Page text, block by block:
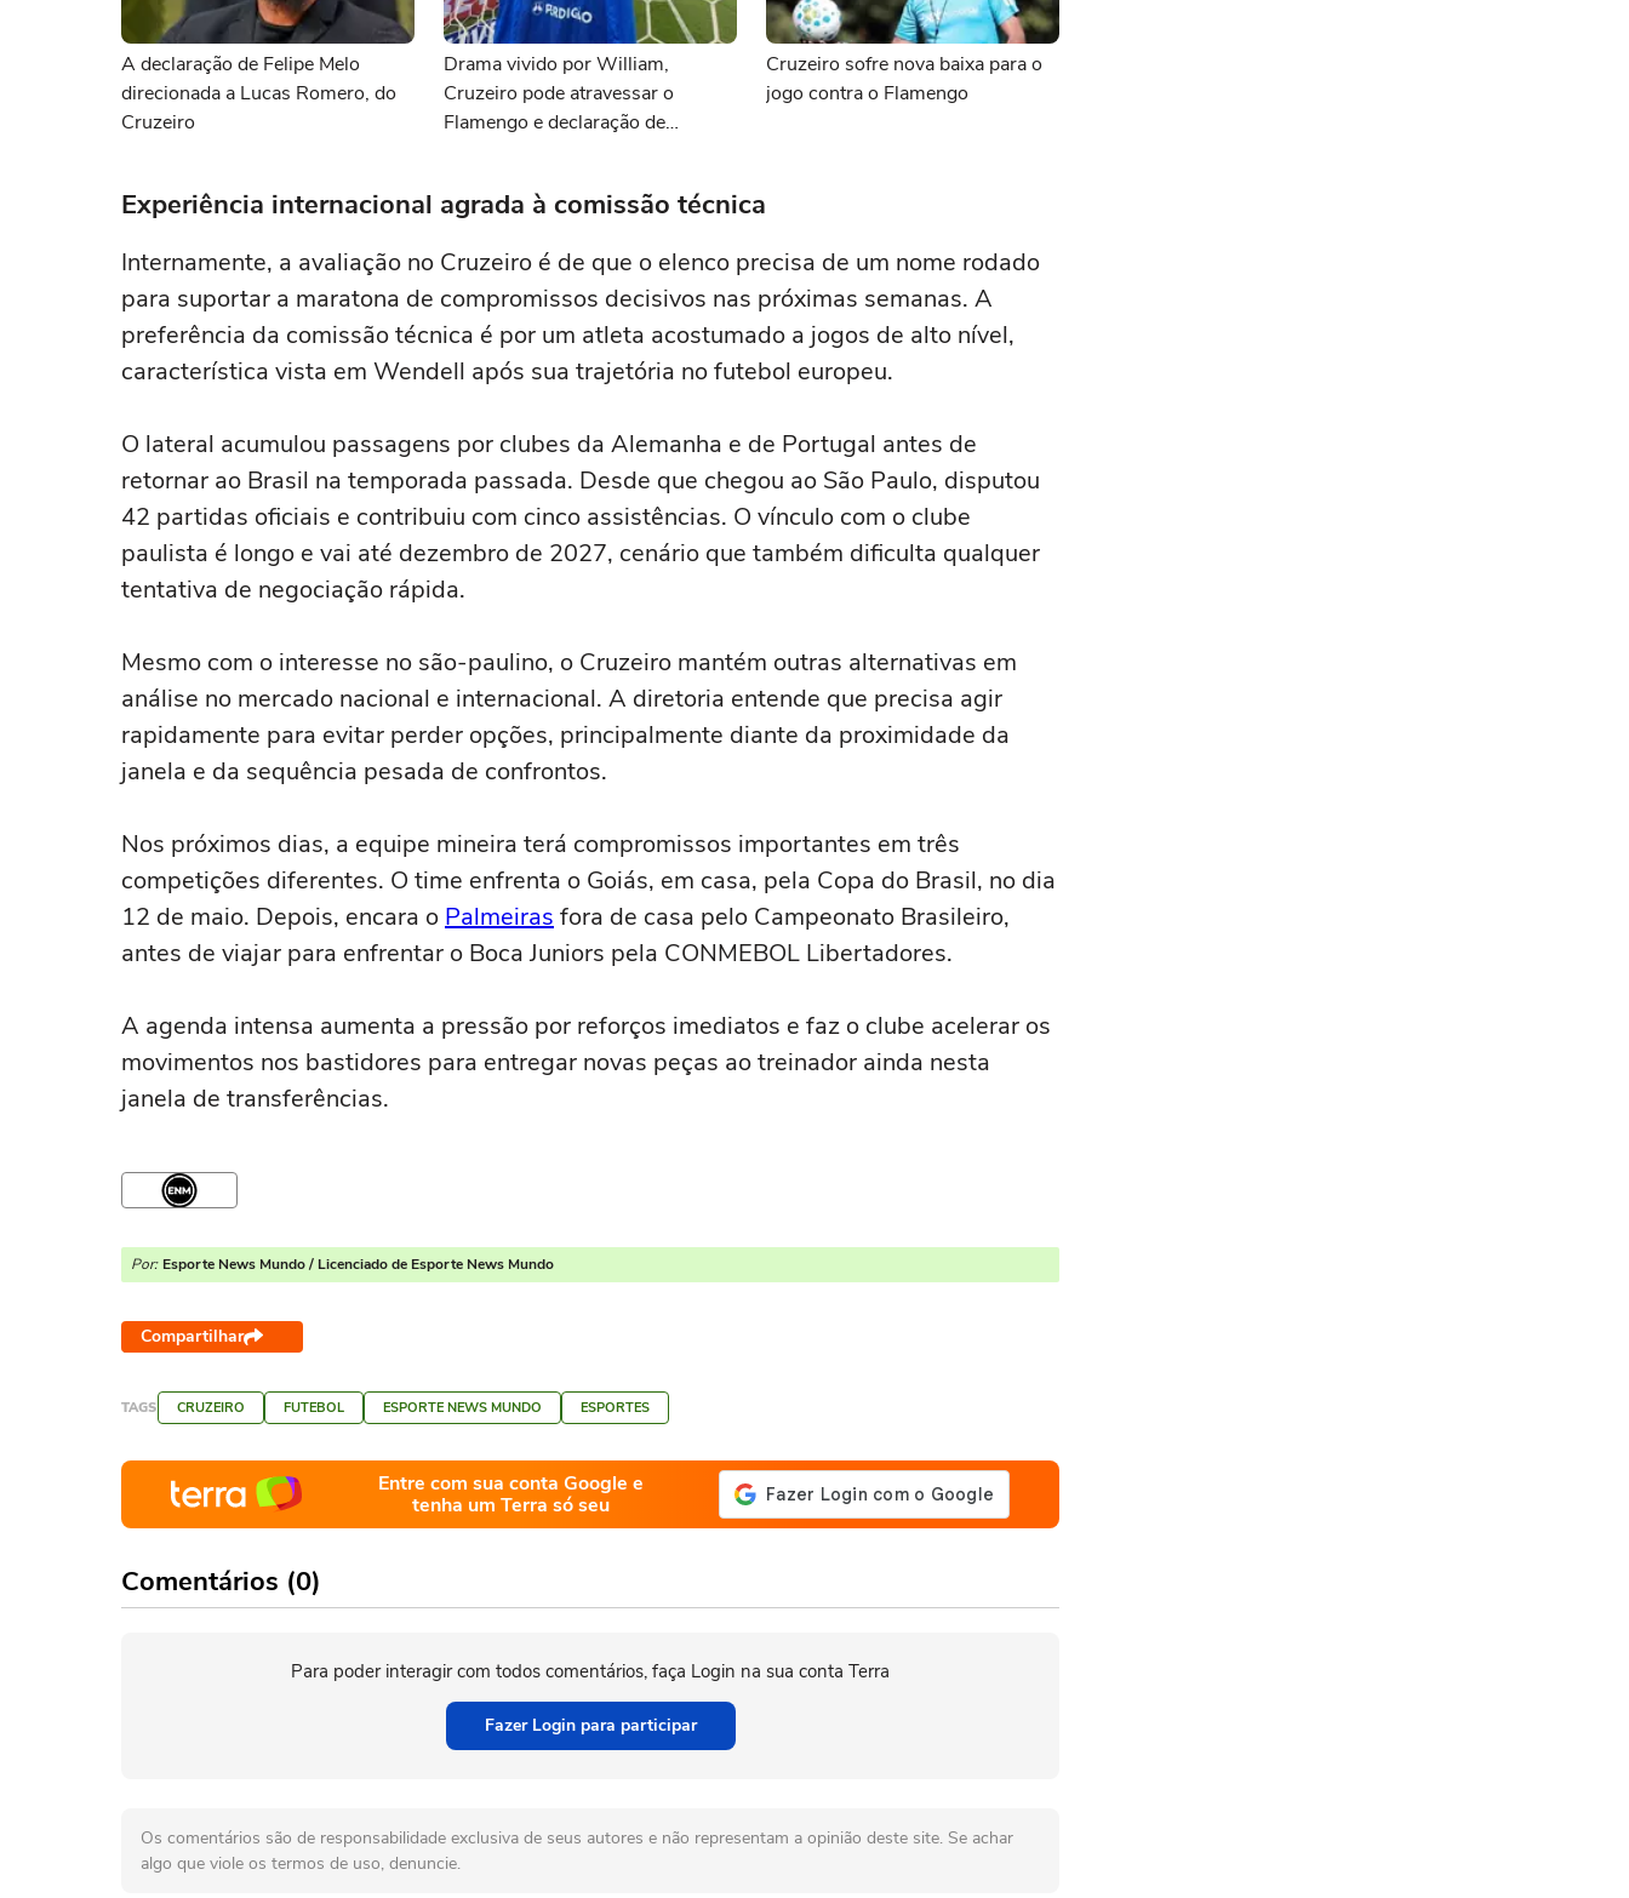
A declaração de Felipe Melo
direcionada a Lucas Romero, do
Cruzeiro
Drama vivido por William,
Cruzeiro pode atravessar o
Flamengo e declaração de
Cruzeiro sofre nova baixa para o
jogo contra o Flamengo
Experiência internacional agrada à comissão técnica
Internamente, a avaliação no Cruzeiro é de que o elenco precisa de um nome rodado
para suportar a maratona de compromissos decisivos nas próximas semanas. A
preferência da comissão técnica é por um atleta acostumado a jogos de alto nível,
característica vista em Wendell após sua trajetória no futebol europeu.
O lateral acumulou passagens por clubes da Alemanha e de Portugal antes de
retornar ao Brasil na temporada passada. Desde que chegou ao São Paulo, disputou
42 partidas oficiais e contribuiu com cinco assistências. O vínculo com o clube
paulista é longo e vai até dezembro de 2027, cenário que também dificulta qualquer
tentativa de negociação rápida.
Mesmo com o interesse no são-paulino, o Cruzeiro mantém outras alternativas em
análise no mercado nacional e internacional. A diretoria entende que precisa agir
rapidamente para evitar perder opções, principalmente diante da proximidade da
janela e da sequência pesada de confrontos.
Nos próximos dias, a equipe mineira terá compromissos importantes em três
competições diferentes. O time enfrenta o Goiás, em casa, pela Copa do Brasil, no dia
12 de maio. Depois, encara o Palmeiras fora de casa pelo Campeonato Brasileiro,
antes de viajar para enfrentar o Boca Juniors pela CONMEBOL Libertadores.
A agenda intensa aumenta a pressão por reforços imediatos e faz o clube acelerar os
movimentos nos bastidores para entregar novas peças ao treinador ainda nesta
janela de transferências.
Por: Esporte News Mundo / Licenciado de Esporte News Mundo
Compartilhar
TAGS CRUZEIRO FUTEBOL ESPORTE NEWS MUNDO ESPORTES
Entre com sua conta Google e
tenha um Terra só seu
Comentários (0)
Para poder interagir com todos comentários, faça Login na sua conta Terra
Fazer Login para participar
Os comentários são de responsabilidade exclusiva de seus autores e não representam a opinião deste site. Se achar
algo que viole os termos de uso, denuncie.